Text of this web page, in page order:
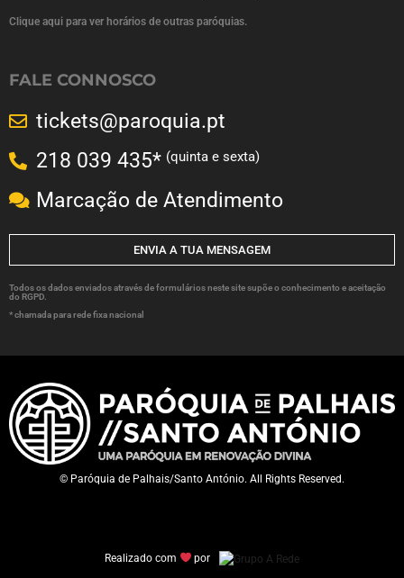
Clique aqui para ver horários de outras paróquias.
FALE CONNOSCO
tickets@paroquia.pt
218 039 435* (quinta e sexta)
Marcação de Atendimento
ENVIA A TUA MENSAGEM
Todos os dados enviados através de formulários neste site supõe o conhecimento e aceitação
do RGPD.
* chamada para rede fixa nacional
© Paróquia de Palhais/Santo António. All Rights Reserved.
Realizado com por